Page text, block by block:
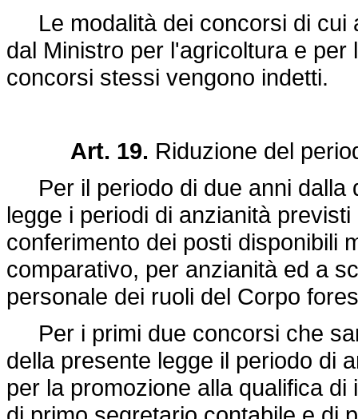
Le modalità dei concorsi di cui
dal Ministro per l'agricoltura e
concorsi stessi vengono indetti.
Art. 19. Riduzione del
Per il periodo di due anni dalla
legge i periodi di anzianità
conferimento dei posti disponibili
comparativo, per anzianità ed a
personale dei ruoli del Corpo
Per i primi due concorsi che
della presente legge il periodo di
per la promozione alla qualifica